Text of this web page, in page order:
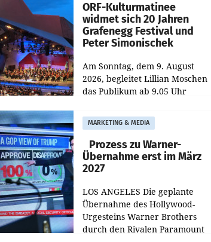
ORF-Kulturmatinee
widmet sich 20 Jahren
Grafenegg Festival und
Peter Simonischek
Am Sonntag, dem 9. August
2026, begleitet Lillian Moschen
das Publikum ab 9.05 Uhr
„Kulturmatinee“. Die Sendung
startet mit der Dokumentation
„20 Jahre Grafenegg
MARKETING & MEDIA
Prozess zu Warner-
Übernahme erst im März
2027
LOS ANGELES Die geplante
Übernahme des Hollywood-
Urgesteins Warner Brothers
durch den Rivalen Paramount